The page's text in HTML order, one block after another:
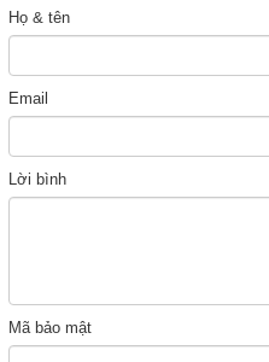
Họ & tên
Email
Lời bình
Mã bảo mật